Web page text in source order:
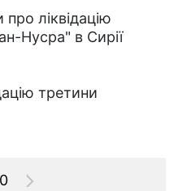
ліквідацію
Нусра" в Сирії
третини